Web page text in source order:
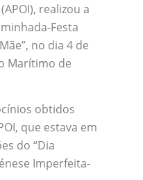
realizou a
Festa
no dia 4 de
Marítimo de
obtidos
que estava em
do “Dia
Imperfeita-